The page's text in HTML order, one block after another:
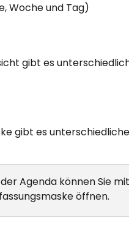
Woche und Tag)
gibt es
gibt es
Agenda können Sie
öffnen.